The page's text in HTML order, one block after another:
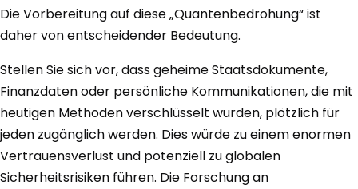
Die Vorbereitung auf diese „Quantenbedrohung“ ist
daher von entscheidender Bedeutung.
Stellen Sie sich vor, dass geheime Staatsdokumente,
Finanzdaten oder persönliche Kommunikationen, die mit
heutigen Methoden verschlüsselt wurden, plötzlich für
jeden zugänglich werden. Dies würde zu einem enormen
Vertrauensverlust und potenziell zu globalen
Sicherheitsrisiken führen. Die Forschung an